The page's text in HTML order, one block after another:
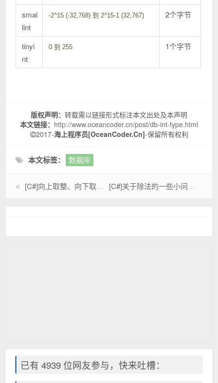
smal
lint
-2^15 (-32,768) 到 2^15-1 (32,767) 2个字节
tinyi
nt
0 到 255 1个字节
版权声明： 转载需以链接形式标注本文出处及本声明
本文链接： http://www.oceancoder.cn/post/db-int-type.html
2017-海上程序员[OceanCoder.Cn]-保留所有权利
本文标签： 数据库
[C#]向上取整、向下取整函数 [C#]关于除法的一些小问题
已有 4939 位网友参与，快来吐槽：